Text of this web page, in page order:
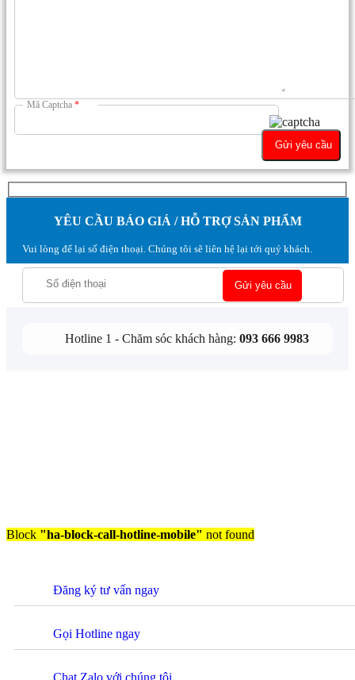
Mã Captcha *
YÊU CẦU BÁO GIÁ / HỖ TRỢ SẢN PHẨM
Vui lòng để lại số điện thoại. Chúng tôi sẽ liên hệ lại tới quý khách.
Hotline 1 - Chăm sóc khách hàng: 093 666 9983
Block "ha-block-call-hotline-mobile" not found
Đăng ký tư vấn ngay
Gọi Hotline ngay
Chat Zalo với chúng tôi